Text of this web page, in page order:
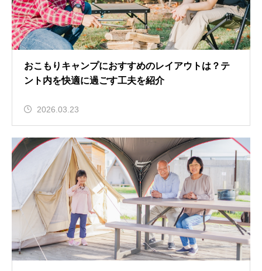
おこもりキャンプにおすすめのレイアウトは？テ
ント内を快適に過ごす工夫を紹介
2026.03.23